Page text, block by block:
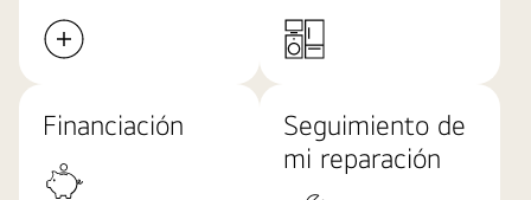
Financiación
Seguimiento de
mi reparación